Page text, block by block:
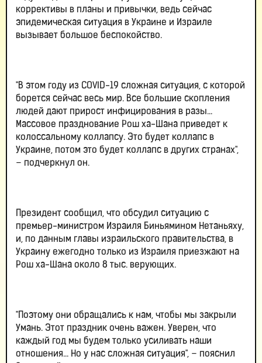
коррективы в планы и привычки, ведь сейчас
эпидемическая ситуация в Украине и Израиле
вызывает большое беспокойство.
"В этом году из COVID-19 сложная ситуация, с которой
борется сейчас весь мир. Все большие скопления
людей дают прирост инфицирования в разы...
Массовое празднование Рош ха-Шана приведет к
колоссальному коллапсу. Это будет коллапс в
Украине, потом это будет коллапс в других странах",
– подчеркнул он.
Президент сообщил, что обсудил ситуацию с
премьер-министром Израиля Биньямином Нетаньяху,
и, по данным главы израильского правительства, в
Украину ежегодно только из Израиля приезжают на
Рош ха-Шана около 8 тыс. верующих.
"Поэтому они обращались к нам, чтобы мы закрыли
Умань. Этот праздник очень важен. Уверен, что
каждый год мы будем только усиливать наши
отношения... Но у нас сложная ситуация", – пояснил